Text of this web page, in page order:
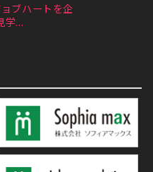
ブハートを企
学...